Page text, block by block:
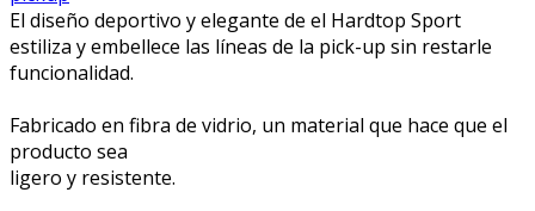
El diseño deportivo y elegante de el Hardtop Sport
estiliza y embellece las líneas de la pick-up sin restarle
funcionalidad.
Fabricado en fibra de vidrio, un material que hace que el
producto sea
ligero y resistente.